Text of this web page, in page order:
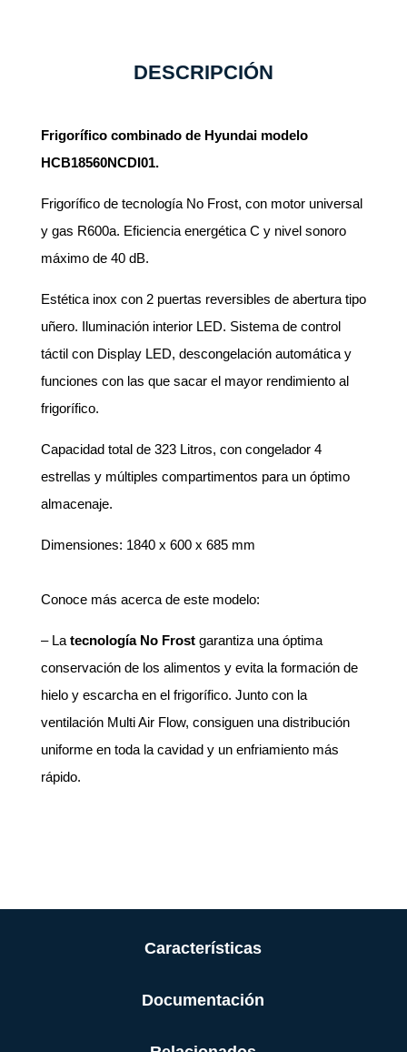
DESCRIPCIÓN
Frigorífico combinado de Hyundai modelo
HCB18560NCDI01.
Frigorífico de tecnología No Frost, con motor universal
y gas R600a. Eficiencia energética C y nivel sonoro
máximo de 40 dB.
Estética inox con 2 puertas reversibles de abertura tipo
uñero. Iluminación interior LED. Sistema de control
táctil con Display LED, descongelación automática y
funciones con las que sacar el mayor rendimiento al
frigorífico.
Capacidad total de 323 Litros, con congelador 4
estrellas y múltiples compartimentos para un óptimo
almacenaje.
Dimensiones: 1840 x 600 x 685 mm
Conoce más acerca de este modelo:
– La tecnología No Frostgarantiza una óptima
conservación de los alimentos y evita la formación de
hielo y escarcha en el frigorífico. Junto con la
ventilación Multi Air Flow, consiguen una distribución
uniforme en toda la cavidad y un enfriamiento más
rápido.
Características
Documentación